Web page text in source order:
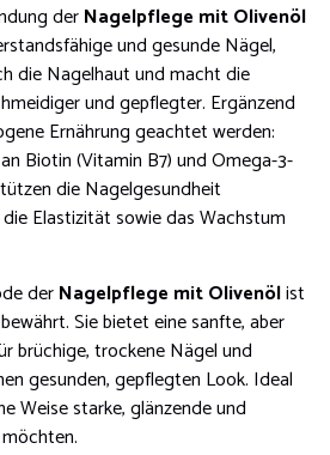
derNagelpflege mit Olivenöl
und gesunde Nägel,
die Nagelhaut und macht die
und gepflegter. Ergänzend
Ernährung geachtet werden:
Biotin (Vitamin B7) und Omega-3-
die Nagelgesundheit
Elastizität sowie das Wachstum
derNagelpflege mit Olivenölist
Sie bietet eine sanfte, aber
brüchige, trockene Nägel und
gesunden, gepflegten Look. Ideal
Weise starke, glänzende und